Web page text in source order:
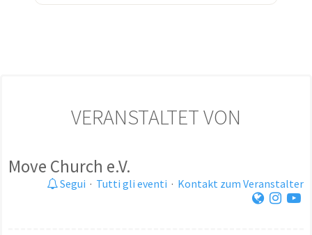
VERANSTALTET VON
Move Church e.V.
Segui · Tutti gli eventi · Kontakt zum Veranstalter